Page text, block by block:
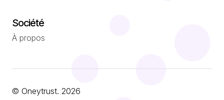
Société
À propos
© Oneytrust. 2026